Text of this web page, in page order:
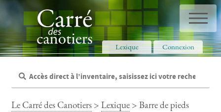
Panneau de gestion des cookies
Lexique Connexion
Le Carré des Canotiers >Lexique > Barre de pieds